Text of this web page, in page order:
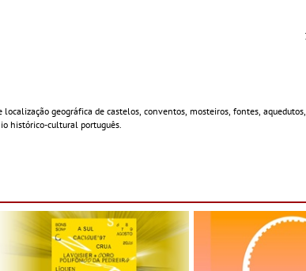
geográfica de castelos, conventos, mosteiros, fontes,
histórico-cultural português.